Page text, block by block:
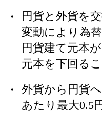
円貨と外貨を
変動により為
円貨建て元本
元本を下回る
外貨から円貨
あたり最大0.5